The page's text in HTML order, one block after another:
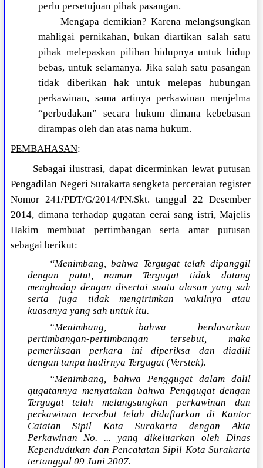
perlu persetujuan pihak pasangan.
Mengapa demikian? Karena melangsungkan
mahligai pernikahan, bukan diartikan salah satu
pihak melepaskan pilihan hidupnya untuk hidup
bebas, untuk selamanya. Jika salah satu pasangan
tidak diberikan hak untuk melepas hubungan
perkawinan, sama artinya perkawinan menjelma
“perbudakan” secara hukum dimana kebebasan
dirampas oleh dan atas nama hukum.
PEMBAHASAN:
Sebagai ilustrasi, dapat dicerminkan lewat putusan
Pengadilan Negeri Surakarta sengketa perceraian register
Nomor 241/PDT/G/2014/PN.Skt. tanggal 22 Desember
2014, dimana terhadap gugatan cerai sang istri, Majelis
Hakim membuat pertimbangan serta amar putusan
sebagai berikut:
“Menimbang, bahwa Tergugat telah dipanggil
dengan patut, namun Tergugat tidak datang
menghadap dengan disertai suatu alasan yang sah
serta juga tidak mengirimkan wakilnya atau
kuasanya yang sah untuk itu.
“Menimbang, bahwa berdasarkan
pertimbangan-pertimbangan tersebut, maka
pemeriksaan perkara ini diperiksa dan diadili
dengan tanpa hadirnya Tergugat (Verstek).
“Menimbang, bahwa Penggugat dalam dalil
gugatannya menyatakan bahwa Penggugat dengan
Tergugat telah melangsungkan perkawinan dan
perkawinan tersebut telah didaftarkan di Kantor
Catatan Sipil Kota Surakarta dengan Akta
Perkawinan No. ... yang dikeluarkan oleh Dinas
Kependudukan dan Pencatatan Sipil Kota Surakarta
tertanggal 09 Juni 2007.